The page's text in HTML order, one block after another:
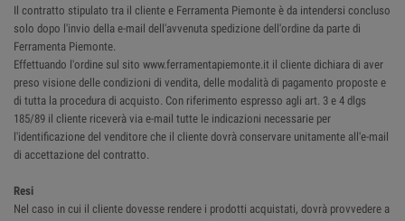
Il contratto stipulato tra il cliente e Ferramenta Piemonte è da intendersi concluso
solo dopo l'invio della e-mail dell'avvenuta spedizione dell'ordine da parte di
Ferramenta Piemonte.
Effettuando l'ordine sul sito www.ferramentapiemonte.it il cliente dichiara di aver
preso visione delle condizioni di vendita, delle modalità di pagamento proposte e
di tutta la procedura di acquisto. Con riferimento espresso agli art. 3 e 4 dlgs
185/89 il cliente riceverà via e-mail tutte le indicazioni necessarie per
l'identificazione del venditore che il cliente dovrà conservare unitamente all'e-mail
di accettazione del contratto.
Resi
Nel caso in cui il cliente dovesse rendere i prodotti acquistati, dovrà provvedere a